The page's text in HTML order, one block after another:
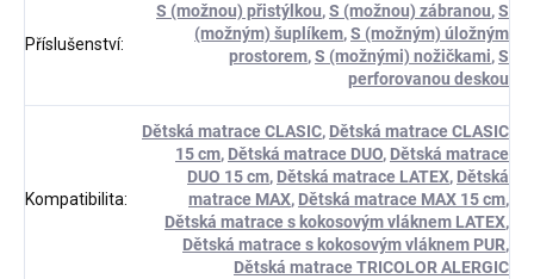
Příslušenství:
S (možnou) přistýlkou,S (možnou) zábranou,S
(možným) šuplíkem,S (možným) úložným
prostorem,S (možnými) nožičkami,S
perforovanou deskou
Kompatibilita:
Dětská matrace CLASIC, Dětská matrace CLASIC
15 cm, Dětská matrace DUO, Dětská matrace
DUO 15 cm, Dětská matrace LATEX, Dětská
matrace MAX, Dětská matrace MAX 15 cm,
Dětská matrace s kokosovým vláknem LATEX,
Dětská matrace s kokosovým vláknem PUR,
Dětská matrace TRICOLOR ALERGIC